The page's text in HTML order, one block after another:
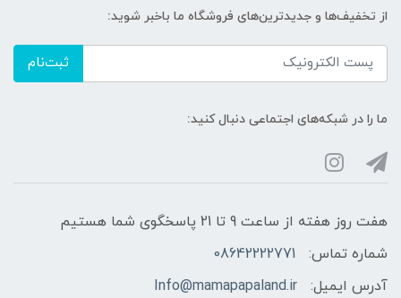
از تخفیف‌ها و جدیدترین‌های فروشگاه ما باخبر شوید:
ثبت‌نام
ما را در شبکه‌های اجتماعی دنبال کنید:
هفت روز هفته از ساعت 9 تا 21 پاسخگوی شما هستیم
شماره تماس:
08642222771
آدرس ایمیل:
Info@mamapapaland.ir